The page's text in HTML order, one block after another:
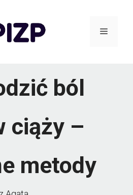
Menu
ból
ciąży –
metody